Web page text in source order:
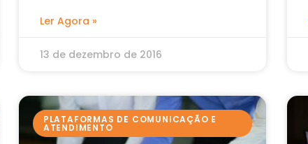
Ler Agora »
13 de dezembro de 2016
PLATAFORMAS DE COMUNICAÇÃO E
ATENDIMENTO